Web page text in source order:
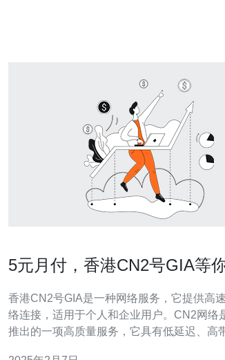
5元月付，香港CN2号GIA等
香港CN2号GIA是一种网络服务，它提供高
络连接，适用于个人和企业用户。CN2网络
推出的一项高质量服务，它具有低延迟、高